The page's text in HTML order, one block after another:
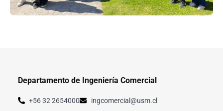
Departamento de Ingeniería Comercial
+56 32 2654000 ingcomercial@usm.cl